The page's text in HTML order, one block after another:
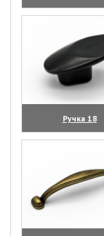
(увеличить)
Ручка 18
(увеличить)